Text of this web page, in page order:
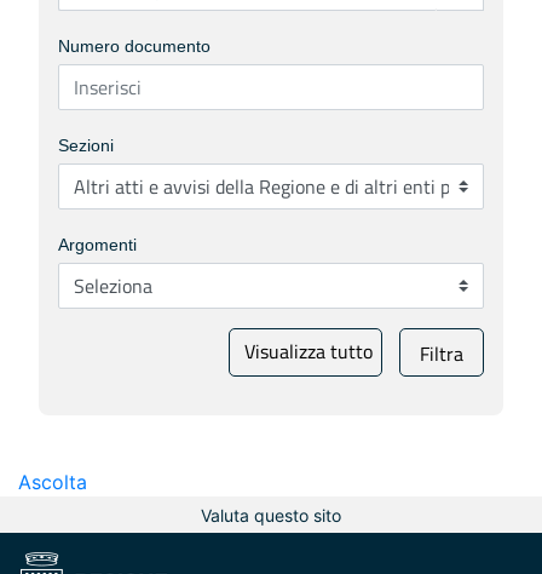
Numero documento
Sezioni
Argomenti
Visualizza tutto Filtra
Ascolta
Valuta questo sito